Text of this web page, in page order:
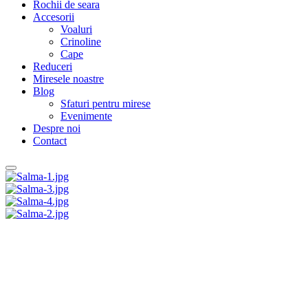
Rochii de seara
Accesorii
Voaluri
Crinoline
Cape
Reduceri
Miresele noastre
Blog
Sfaturi pentru mirese
Evenimente
Despre noi
Contact